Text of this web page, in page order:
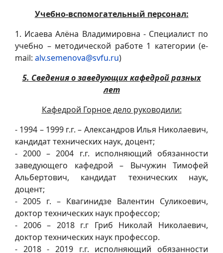
Учебно-вспомогательный персонал:
1. Исаева Алёна Владимировна - Специалист по
учебно – методической работе 1 категории (e-
mail: alv.semenova@svfu.ru)
5. Сведения о заведующих кафедрой разных
лет
Кафедрой Горное дело руководили:
- 1994 – 1999 г.г. – Александров Илья Николаевич,
кандидат технических наук, доцент;
- 2000 – 2004 г.г. исполняющий обязанности
заведующего кафедрой – Вычужин Тимофей
Альбертович, кандидат технических наук,
доцент;
- 2005 г. – Квагинидзе Валентин Суликоевич,
доктор технических наук профессор;
- 2006 – 2018 г.г Гриб Николай Николаевич,
доктор технических наук профессор.
- 2018 - 2019 г.г. исполняющий обязанности